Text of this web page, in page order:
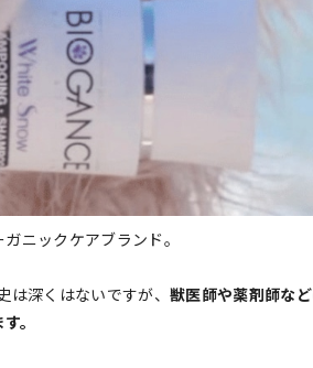
ニックケアブランド。
は深くはないですが、獣医師や薬剤師な
。